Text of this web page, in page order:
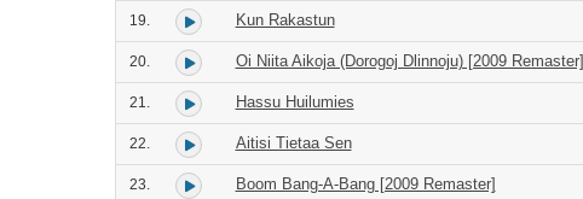
19. Kun Rakastun
20. Oi Niita Aikoja (Dorogoj Dlinnoju) [2009 Remaster]
21. Hassu Huilumies
22. Aitisi Tietaa Sen
23. Boom Bang-A-Bang [2009 Remaster]